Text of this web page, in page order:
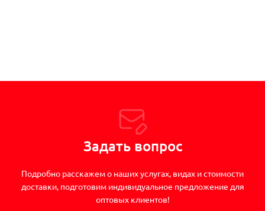
Задать вопрос
Подробно расскажем о наших услугах, видах и стоимости
доставки, подготовим индивидуальное предложение для
оптовых клиентов!